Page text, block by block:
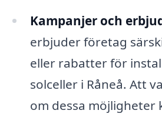
Kampanjer och
erbjuder företag
eller rabatter för
solceller i Råneå. Att
om dessa möjligheter